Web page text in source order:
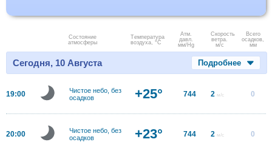
Состояние
атмосферы
Температура
воздуха, °C
Атм.
давл.
мм/Hg
Скорость
ветра.
м/с
Всего
осадков,
мм
Сегодня, 10 Августа Подробнее
19:00
Чистое небо, без
осадков
+25° 744 2 м/с 0
20:00
Чистое небо, без
осадков
+23° 744 2 м/с 0